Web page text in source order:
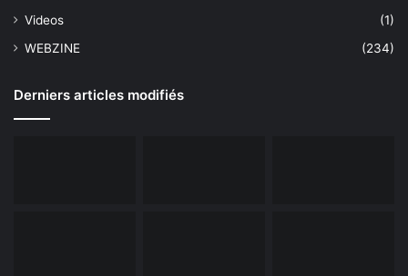
Videos
(1)
WEBZINE
(234)
Derniers articles modifiés